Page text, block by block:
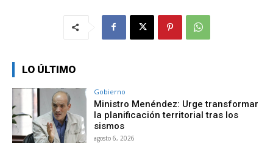
LO ÚLTIMO
Gobierno
Ministro Menéndez: Urge transformar
la planificación territorial tras los
sismos
agosto 6, 2026